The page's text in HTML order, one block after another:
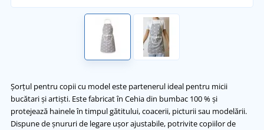
Șorțul pentru copii cu model este partenerul ideal pentru micii
bucătari și artiști. Este fabricat în Cehia din bumbac 100 % și
protejează hainele în timpul gătitului, coacerii, picturii sau modelării.
Dispune de șnururi de legare ușor ajustabile, potrivite copiilor de